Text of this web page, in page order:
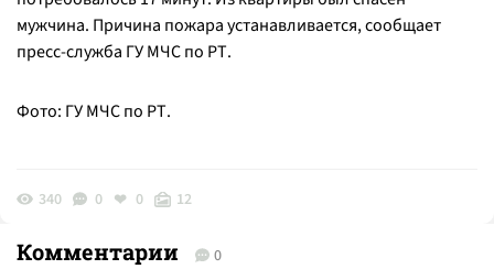
мужчина. Причина пожара устанавливается, сообщает
пресс-служба ГУ МЧС по РТ.
Фото: ГУ МЧС по РТ.
340 0 0 12
Комментарии 0